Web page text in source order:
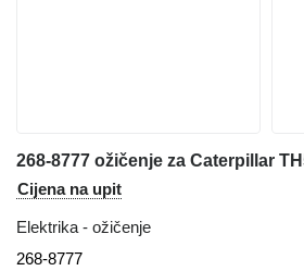
Cijena na upit
Elektrika - ožičenje
268-8777